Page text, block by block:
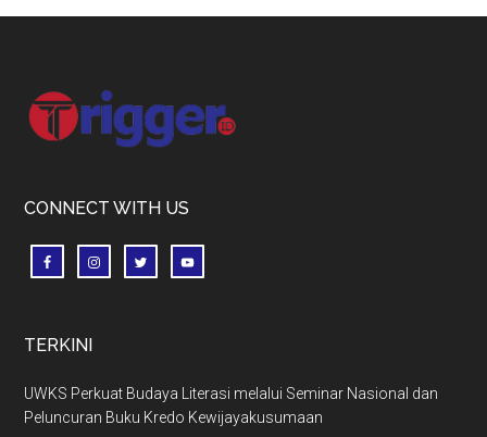
Footer
CONNECT WITH US
TERKINI
UWKS Perkuat Budaya Literasi melalui Seminar Nasional dan
Peluncuran Buku Kredo Kewijayakusumaan